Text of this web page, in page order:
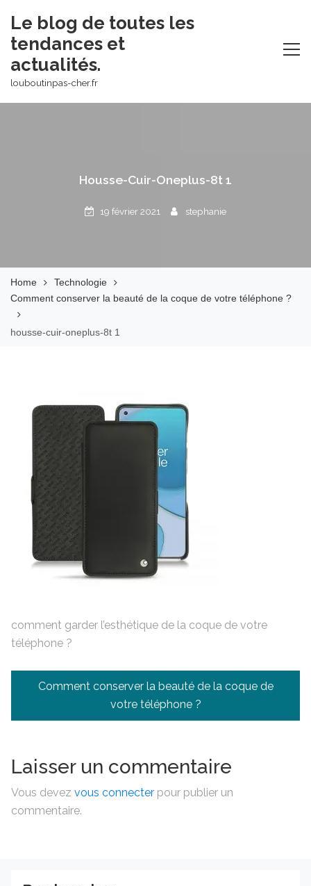
content
Le blog de toutes les
tendances et
actualités.
louboutinpas-cher.fr
Housse-Cuir-Oneplus-8t 1
19 février 2021 stephanie
Home
Technologie
Comment conserver la beauté de la coque de votre téléphone ?
housse-cuir-oneplus-8t 1
comment garder l’esthétique de la coque de votre
téléphone ?
Navigation
l’article
Comment conserver la beauté de la coque de
votre téléphone ?
Laisser un commentaire
Vous devez vous connecter pour publier un
commentaire.